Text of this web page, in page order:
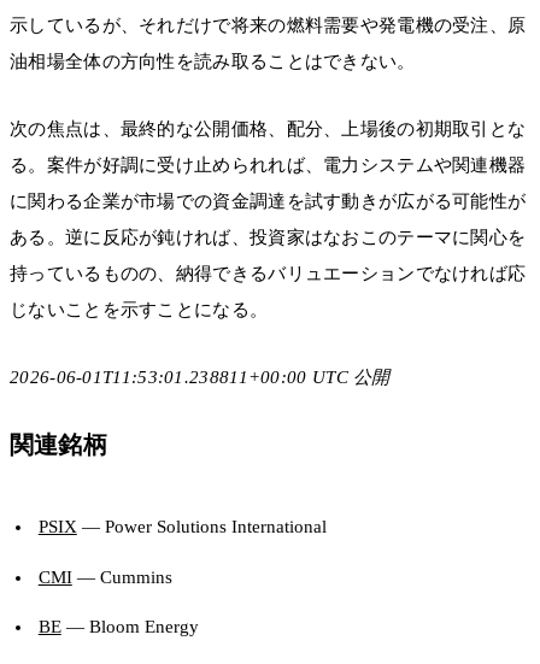
示しているが、それだけで将来の燃料需要や発電機の受注、原
油相場全体の方向性を読み取ることはできない。
次の焦点は、最終的な公開価格、配分、上場後の初期取引とな
る。案件が好調に受け止められれば、電力システムや関連機器
に関わる企業が市場での資金調達を試す動きが広がる可能性が
ある。逆に反応が鈍ければ、投資家はなおこのテーマに関心を
持っているものの、納得できるバリュエーションでなければ応
じないことを示すことになる。
2026-06-01T11:53:01.238811+00:00 UTC 公開
関連銘柄
PSIX— Power Solutions International
CMI— Cummins
BE— Bloom Energy